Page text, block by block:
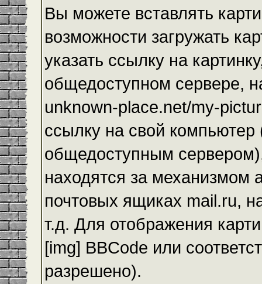
Вы можете вставлять
возможности загружать
указать ссылку на
общедоступном сервере,
unknown-place.net/my-
ссылку на свой компьютер
общедоступным
находятся за механизмом
почтовых ящиках mail.ru,
т.д. Для отображения
[img] BBCode или
разрешено).